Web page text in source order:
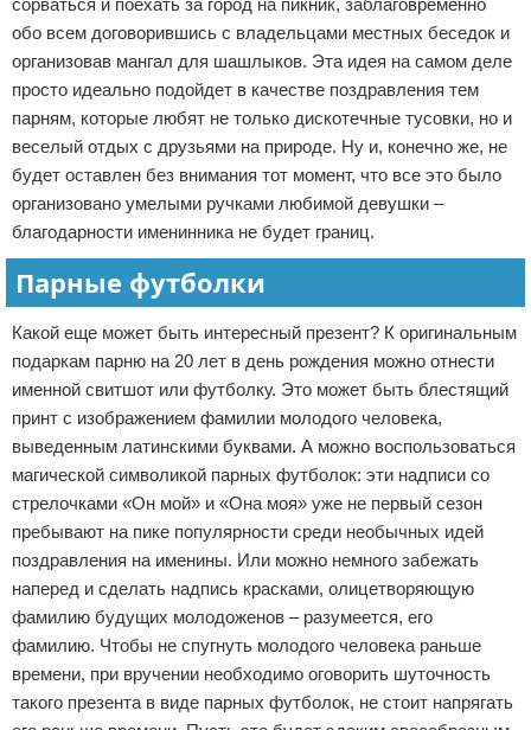
сорваться и поехать за город на пикник, заблаговременно
обо всем договорившись с владельцами местных беседок и
организовав мангал для шашлыков. Эта идея на самом деле
просто идеально подойдет в качестве поздравления тем
парням, которые любят не только дискотечные тусовки, но и
веселый отдых с друзьями на природе. Ну и, конечно же, не
будет оставлен без внимания тот момент, что все это было
организовано умелыми ручками любимой девушки –
благодарности именинника не будет границ.
Парные футболки
Какой еще может быть интересный презент? К оригинальным
подаркам парню на 20 лет в день рождения можно отнести
именной свитшот или футболку. Это может быть блестящий
принт с изображением фамилии молодого человека,
выведенным латинскими буквами. А можно воспользоваться
магической символикой парных футболок: эти надписи со
стрелочками «Он мой» и «Она моя» уже не первый сезон
пребывают на пике популярности среди необычных идей
поздравления на именины. Или можно немного забежать
наперед и сделать надпись красками, олицетворяющую
фамилию будущих молодоженов – разумеется, его
фамилию. Чтобы не спугнуть молодого человека раньше
времени, при вручении необходимо оговорить шуточность
такого презента в виде парных футболок, не стоит напрягать